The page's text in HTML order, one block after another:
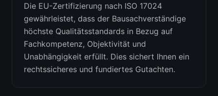
Die EU-Zertifizierung nach ISO 17024
gewährleistet, dass der Bausachverständige
höchste Qualitätsstandards in Bezug auf
Fachkompetenz, Objektivität und
Unabhängigkeit erfüllt. Dies sichert Ihnen ein
rechtssicheres und fundiertes Gutachten.